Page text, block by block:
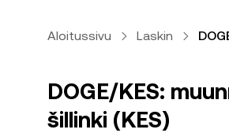
Aloitussivu Laskin
DOGE/KES:
šillinki (KES)